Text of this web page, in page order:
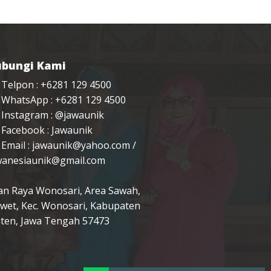
Kami
: +6281 129 4500
: +6281 129 4500
: @jawaunik
: Jawaunik
: jawaunik@yahoo.com /
Raya Wonosari, Area Sawah,
Kec. Wonosari, Kabupaten
Jawa Tengah 57473